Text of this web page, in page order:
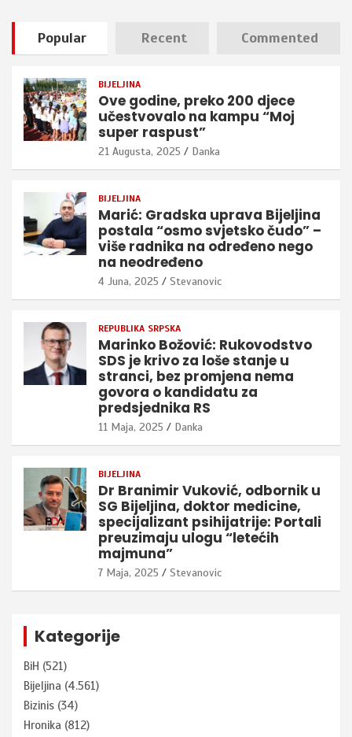
Popular Recent Commented
BIJELJINA
Ove godine, preko 200 djece
učestvovalo na kampu “Moj
super raspust”
21 Augusta, 2025 Danka
BIJELJINA
Marić: Gradska uprava Bijeljina
postala “osmo svjetsko čudo” –
više radnika na određeno nego
na neodređeno
4 Juna, 2025 Stevanovic
REPUBLIKA SRPSKA
Marinko Božović: Rukovodstvo
SDS je krivo za loše stanje u
stranci, bez promjena nema
govora o kandidatu za
predsjednika RS
11 Maja, 2025 Danka
BIJELJINA
Dr Branimir Vuković, odbornik u
SG Bijeljina, doktor medicine,
specijalizant psihijatrije: Portali
preuzimaju ulogu “letećih
majmuna”
7 Maja, 2025 Stevanovic
Kategorije
BiH (521)
Bijeljina (4.561)
Bizinis (34)
Hronika (812)